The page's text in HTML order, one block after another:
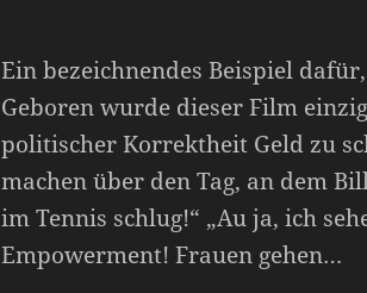
Ein bezeichnendes Beispiel
Geboren wurde dieser Film
politischer Korrektheit Geld zu
machen über den Tag, an dem
im Tennis schlug!“ „Au ja, ich
Empowerment! Frauen gehen…